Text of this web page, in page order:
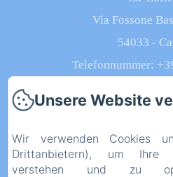
Via Fossone
54033 -
Telefonnummer:
Startseite
Unsere Website
Wir verwenden Cookies
Drittanbietern), um Ihre
verstehen und zu